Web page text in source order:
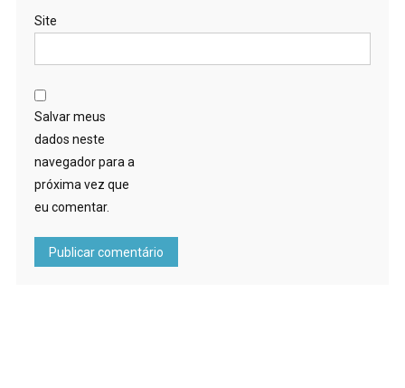
Site
Salvar meus
dados neste
navegador para a
próxima vez que
eu comentar.